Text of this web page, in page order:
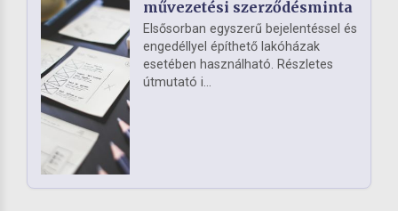
művezetési szerződésminta
Elsősorban egyszerű bejelentéssel és
engedéllyel építhető lakóházak
esetében használható. Részletes
útmutató i...